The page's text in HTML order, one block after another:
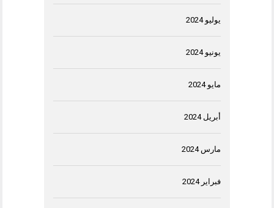
يوليو 2024
يونيو 2024
مايو 2024
أبريل 2024
مارس 2024
فبراير 2024